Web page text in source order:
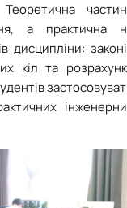
а практична
дисципліни:
кіл та